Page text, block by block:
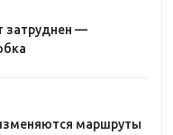
затруднен —
маршруты